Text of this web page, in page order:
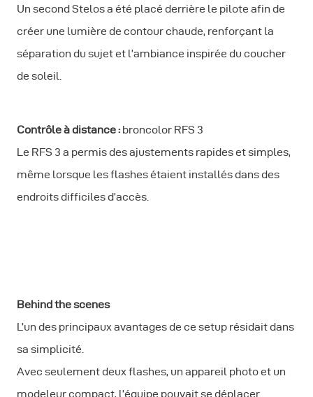
Un second Stelos a été placé derrière le pilote afin de
créer une lumière de contour chaude, renforçant la
séparation du sujet et l’ambiance inspirée du coucher
de soleil.
Contrôle à distance : broncolor RFS 3
Le RFS 3 a permis des ajustements rapides et simples,
même lorsque les flashes étaient installés dans des
endroits difficiles d’accès.
Behind the scenes
L’un des principaux avantages de ce setup résidait dans
sa simplicité.
Avec seulement deux flashes, un appareil photo et un
modeleur compact, l’équipe pouvait se déplacer